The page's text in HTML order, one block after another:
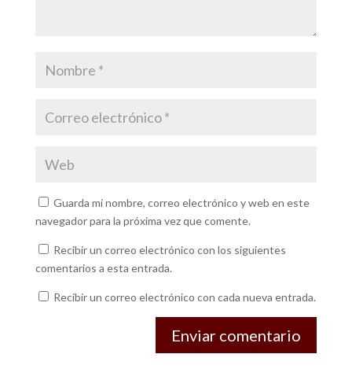
Guarda mi nombre, correo electrónico y web en este
navegador para la próxima vez que comente.
Recibir un correo electrónico con los siguientes
comentarios a esta entrada.
Recibir un correo electrónico con cada nueva entrada.